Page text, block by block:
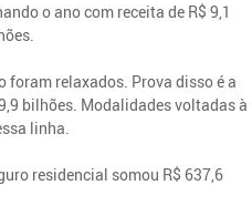
o ano com receita de R$ 9,1
foram relaxados. Prova disso é a
bilhões. Modalidades voltadas à
linha.
residencial somou R$ 637,6